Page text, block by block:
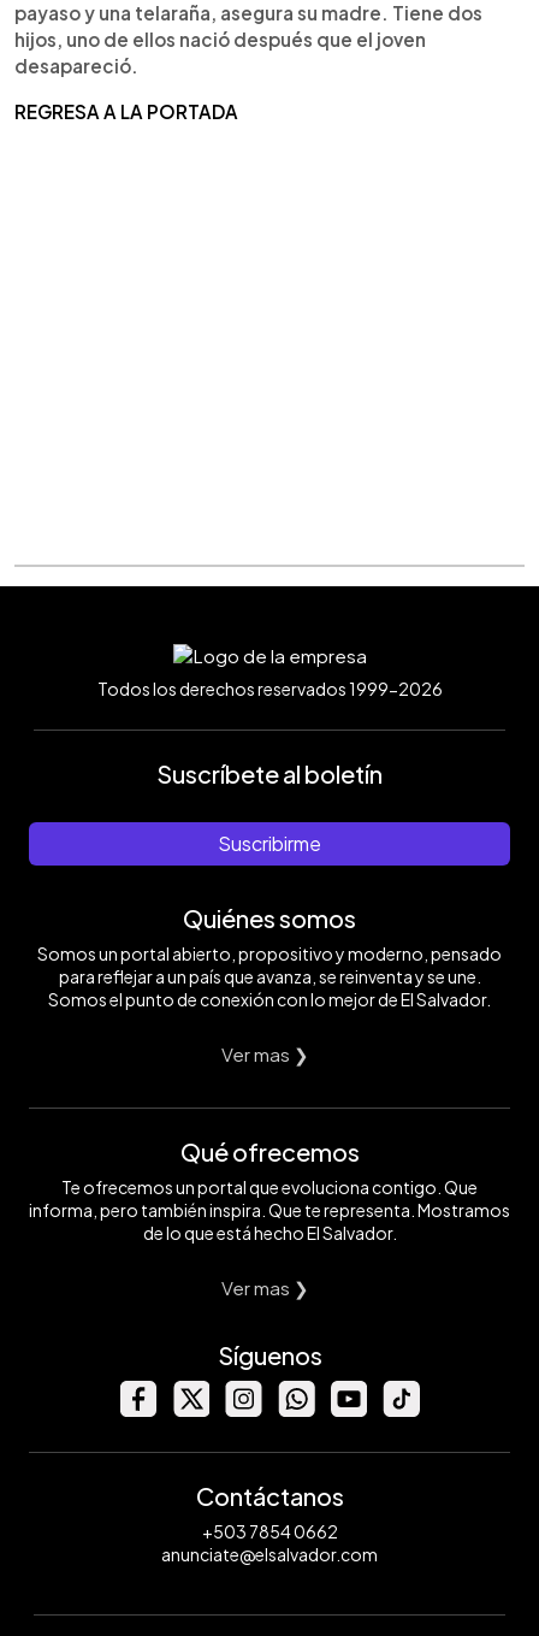
payaso y una telaraña, asegura su madre. Tiene dos
hijos, uno de ellos nació después que el joven
desapareció.
REGRESA A LA PORTADA
Todos los derechos reservados 1999-2026
Suscríbete al boletín
Suscribirme
Quiénes somos
Somos un portal abierto, propositivo y moderno, pensado
para reflejar a un país que avanza, se reinventa y se une.
Somos el punto de conexión con lo mejor de El Salvador.
Ver mas ❯
Qué ofrecemos
Te ofrecemos un portal que evoluciona contigo. Que
informa, pero también inspira. Que te representa. Mostramos
de lo que está hecho El Salvador.
Ver mas ❯
Síguenos
Contáctanos
+503 7854 0662
anunciate@elsalvador.com